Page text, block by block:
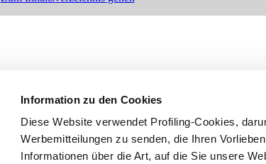
Information zu den Cookies
Diese Website verwendet Profiling-Cookies,
Werbemitteilungen zu senden, die Ihren
Informationen über die Art, auf die Sie unsere